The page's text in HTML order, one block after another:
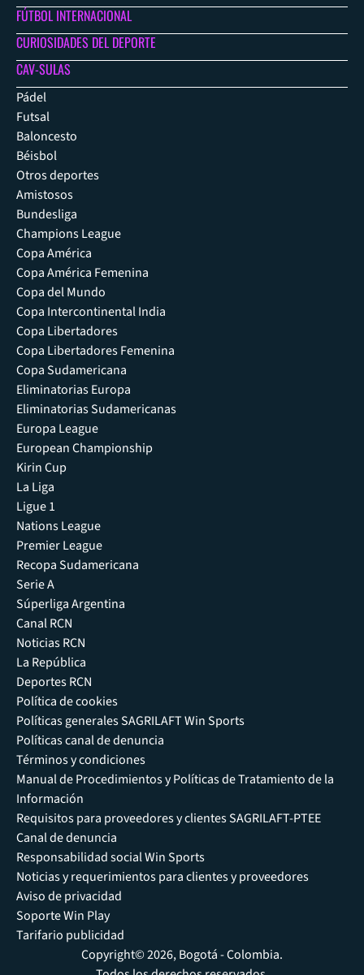
FÚTBOL INTERNACIONAL
CURIOSIDADES DEL DEPORTE
CAV-SULAS
Pádel
Futsal
Baloncesto
Béisbol
Otros deportes
Amistosos
Bundesliga
Champions League
Copa América
Copa América Femenina
Copa del Mundo
Copa Intercontinental India
Copa Libertadores
Copa Libertadores Femenina
Copa Sudamericana
Eliminatorias Europa
Eliminatorias Sudamericanas
Europa League
European Championship
Kirin Cup
La Liga
Ligue 1
Nations League
Premier League
Recopa Sudamericana
Serie A
Súperliga Argentina
Canal RCN
Noticias RCN
La República
Deportes RCN
Política de cookies
Políticas generales SAGRILAFT Win Sports
Políticas canal de denuncia
Términos y condiciones
Manual de Procedimientos y Políticas de Tratamiento de la
Información
Requisitos para proveedores y clientes SAGRILAFT-PTEE
Canal de denuncia
Responsabilidad social Win Sports
Noticias y requerimientos para clientes y proveedores
Aviso de privacidad
Soporte Win Play
Tarifario publicidad
Copyright© 2026, Bogotá - Colombia.